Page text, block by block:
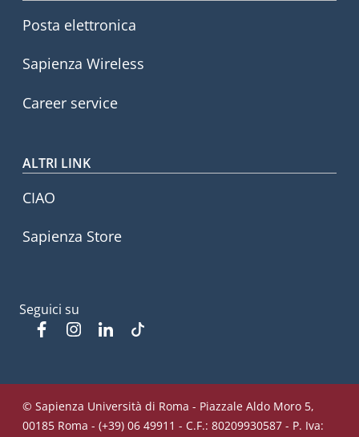
Posta elettronica
Sapienza Wireless
Career service
ALTRI LINK
CIAO
Sapienza Store
Seguici su
FacebookInstagram
Linkedin
© Sapienza Università di Roma - Piazzale Aldo Moro 5,
00185 Roma - (+39) 06 49911 - C.F.: 80209930587 - P. Iva: